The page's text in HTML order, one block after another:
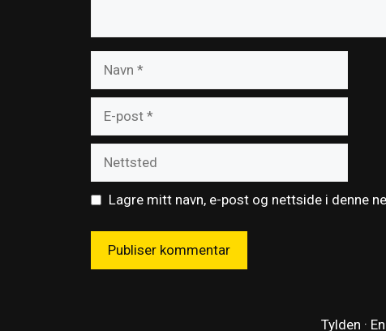
post
Lagre mitt navn, e-post og nettside i denne
Tylden ·